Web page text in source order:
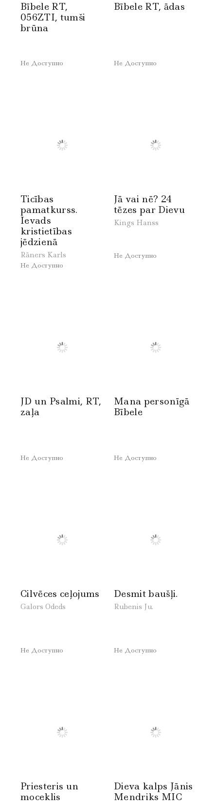
Bībele RT,
056ZTI, tumši
brūna
Не Доступно
Bībele RT, ādas
Не Доступно
Ticības
pamatkurss.
Ievads
kristietības
jēdzienā
Rāners Karls
Не Доступно
Jā vai nē? 24
tēzes par Dievu
Kings Hanss
Не Доступно
JD un Psalmi, RT,
zaļa
Не Доступно
Mana personīgā
Bībele
Не Доступно
Cilvēces ceļojums
Galors Odeds
Не Доступно
Desmit baušļi.
Rubenis Ju.
Не Доступно
Priesteris un
moceklis
Dieva kalps Jānis
Mendriks MIC